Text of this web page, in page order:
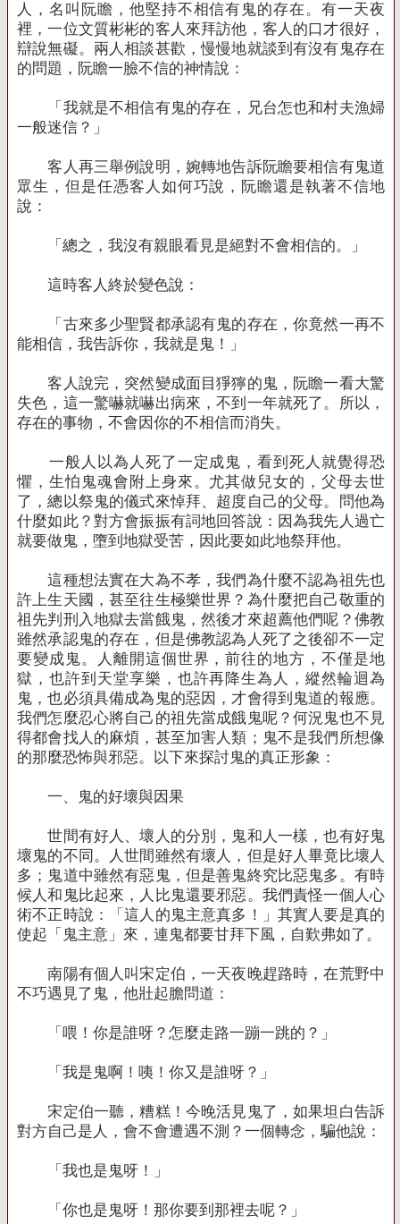
人，名叫阮瞻，他堅持不相信有鬼的存在。有一天夜
裡，一位文質彬彬的客人來拜訪他，客人的口才很好，
辯說無礙。兩人相談甚歡，慢慢地就談到有沒有鬼存在
的問題，阮瞻一臉不信的神情說：
「我就是不相信有鬼的存在，兄台怎也和村夫漁婦
一般迷信？」
客人再三舉例說明，婉轉地告訴阮瞻要相信有鬼道
眾生，但是任憑客人如何巧說，阮瞻還是執著不信地
說：
「總之，我沒有親眼看見是絕對不會相信的。」
這時客人終於變色說：
「古來多少聖賢都承認有鬼的存在，你竟然一再不
能相信，我告訴你，我就是鬼！」
客人說完，突然變成面目猙獰的鬼，阮瞻一看大驚
失色，這一驚嚇就嚇出病來，不到一年就死了。所以，
存在的事物，不會因你的不相信而消失。
一般人以為人死了一定成鬼，看到死人就覺得恐
懼，生怕鬼魂會附上身來。尤其做兒女的，父母去世
了，總以祭鬼的儀式來悼拜、超度自己的父母。問他為
什麼如此？對方會振振有詞地回答說：因為我先人過亡
就要做鬼，墮到地獄受苦，因此要如此地祭拜他。
這種想法實在大為不孝，我們為什麼不認為祖先也
許上生天國，甚至往生極樂世界？為什麼把自己敬重的
祖先判刑入地獄去當餓鬼，然後才來超薦他們呢？佛教
雖然承認鬼的存在，但是佛教認為人死了之後卻不一定
要變成鬼。人離開這個世界，前往的地方，不僅是地
獄，也許到天堂享樂，也許再降生為人，縱然輪迴為
鬼，也必須具備成為鬼的惡因，才會得到鬼道的報應。
我們怎麼忍心將自己的祖先當成餓鬼呢？何況鬼也不見
得都會找人的麻煩，甚至加害人類；鬼不是我們所想像
的那麼恐怖與邪惡。以下來探討鬼的真正形象：
一、鬼的好壞與因果
世間有好人、壞人的分別，鬼和人一樣，也有好鬼
壞鬼的不同。人世間雖然有壞人，但是好人畢竟比壞人
多；鬼道中雖然有惡鬼，但是善鬼終究比惡鬼多。有時
候人和鬼比起來，人比鬼還要邪惡。我們責怪一個人心
術不正時說：「這人的鬼主意真多！」其實人要是真的
使起「鬼主意」來，連鬼都要甘拜下風，自歎弗如了。
南陽有個人叫宋定伯，一天夜晚趕路時，在荒野中
不巧遇見了鬼，他壯起膽問道：
「喂！你是誰呀？怎麼走路一蹦一跳的？」
「我是鬼啊！咦！你又是誰呀？」
宋定伯一聽，糟糕！今晚活見鬼了，如果坦白告訴
對方自己是人，會不會遭遇不測？一個轉念，騙他說：
「我也是鬼呀！」
「你也是鬼呀！那你要到那裡去呢？」